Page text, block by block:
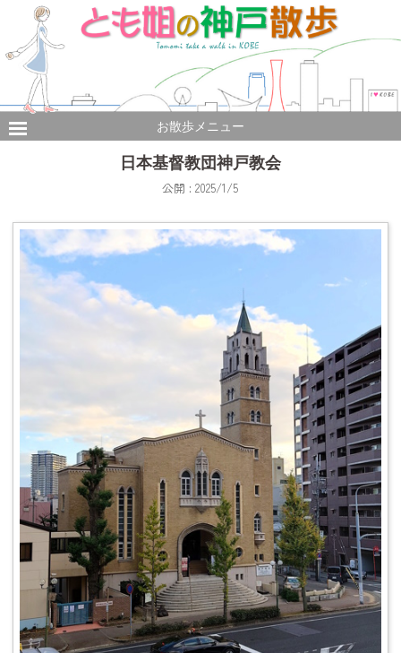
お散歩メニュー
日本基督教団神戸教会
公開 : 2025/1/5